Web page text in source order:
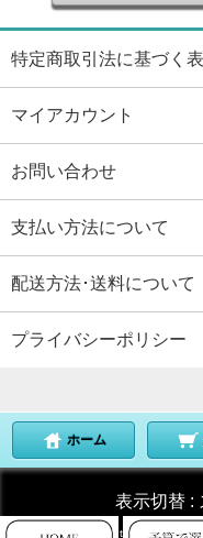
特定商取引法に基づく
マイアカウント
お問い合わせ
支払い方法について
配送方法･送料について
プライバシーポリシー
ホーム
表示切替 :
Copyright © 2013